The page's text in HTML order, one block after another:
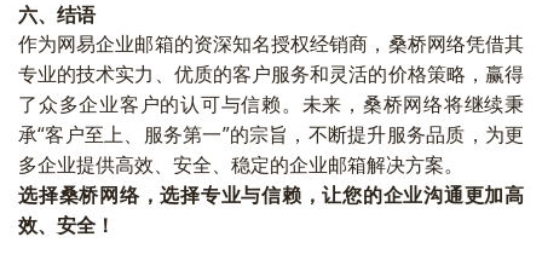
六、结语
作为网易企业邮箱的资深知名授权经销商，桑桥网络凭借其
专业的技术实力、优质的客户服务和灵活的价格策略，赢得
了众多企业客户的认可与信赖。未来，桑桥网络将继续秉
承“客户至上、服务第一”的宗旨，不断提升服务品质，为更
多企业提供高效、安全、稳定的企业邮箱解决方案。
选择桑桥网络，选择专业与信赖，让您的企业沟通更加高
效、安全！